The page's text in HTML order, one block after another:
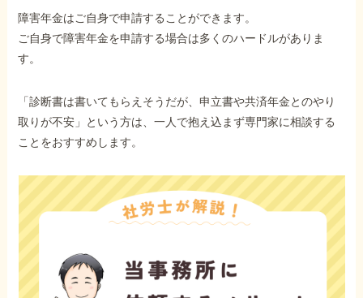
障害年金はご自身で申請することができます。
ご自身で障害年金を申請する場合は多くのハードルがありま
す。
「診断書は書いてもらえそうだが、申立書や共済年金とのやり
取りが不安」という方は、一人で抱え込まず専門家に相談する
ことをおすすめします。